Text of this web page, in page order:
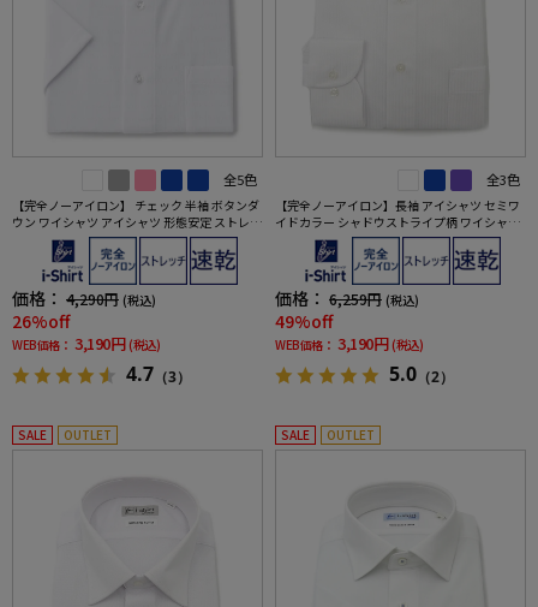
全5色
【完全ノーアイロン】 チェック 半袖 ボタンダ
ウン ワイシャツ アイシャツ 形態安定 ストレッ
チ 吸水速乾 春夏
価格： 4,290円 (税込)
26%off
WEB価格： 3,190円 (税込)
4.7 （3）
全3色
【完全ノーアイロン】長袖 アイシャツ セミワ
イドカラー シャドウストライプ柄 ワイシャツ i
-shirt 通年
価格： 6,259円 (税込)
49%off
WEB価格： 3,190円 (税込)
5.0 （2）
SALE OUTLET SALE OUTLET